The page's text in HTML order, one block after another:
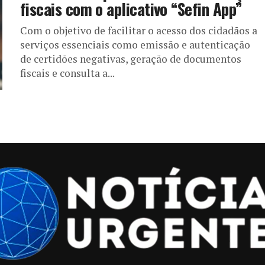
fiscais com o aplicativo “Sefin App”
Com o objetivo de facilitar o acesso dos cidadãos a
serviços essenciais como emissão e autenticação
de certidões negativas, geração de documentos
fiscais e consulta a...